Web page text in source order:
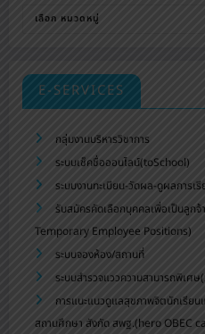
E-SERVICES
กลุ่มงานบริหารวิชาการ
ระบบเช็คชื่อออนไลน์(toSchool)
ระบบงานทะเบียน-วัดผล-ดูผลการเรี
รับสมัครคัดเลือกบุคคลเพื่อเป็นลูก
Temporary Employee Positions)
ระบบจองห้อง/สถานที่
ระบบสำรวจแววความสามารถพิเศษ
การแนะแนวดูแลสุขภาพจิตนักเรียน
สถานศึกษา สังกัด สพฐ.(hero OBEC